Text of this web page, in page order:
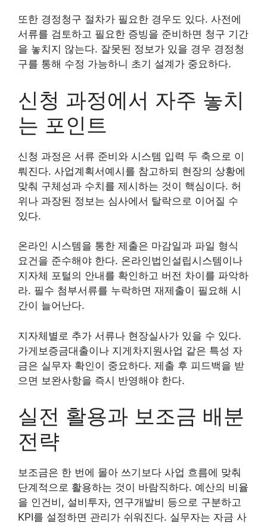
또한 경정청구 절차가 필요한 경우도 있다. 사전에
서류를 검토하고 필요한 증빙을 준비하면 청구 기간
을 놓치지 않는다. 잘못된 정보가 있을 경우 경정청
구를 통해 수정 가능하니 초기 설계가 중요하다.
신청 과정에서 자주 놓치
는 포인트
신청 과정은 서류 준비와 시스템 입력 두 축으로 이
뤄진다. 사업계획서예시를 참고하되 현장의 상황에
맞춰 구체성과 수치를 제시하는 것이 핵심이다. 허
위나 과장된 정보는 심사에서 탈락으로 이어질 수
있다.
온라인 시스템을 통한 제출은 마감일과 파일 형식
요건을 준수해야 한다. 온라인법인설립시스템이나
지자체 포털의 안내를 확인하고 버전 차이를 파악하
라. 필수 첨부서류를 누락하면 재제출이 필요해 시
간이 늘어난다.
지자체별로 추가 서류나 현장실사가 있을 수 있다.
가게보증금대출이나 지게차지원사업 같은 특성 자
금은 실무자 확인이 중요하다. 제출 후 피드백을 받
으면 보완사항을 즉시 반영해야 한다.
실전 활용과 보조금 배분
전략
보조금은 한 번에 몰아 쓰기보다 사업 흐름에 맞춰
단계적으로 활용하는 것이 바람직하다. 예산의 비율
을 인건비, 설비투자, 연구개발비 등으로 구분하고
KPI를 설정하면 관리가 쉬워진다. 실무자는 자금 사